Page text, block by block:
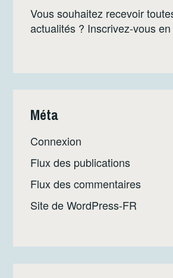
Vous souhaitez recevoir
actualités ? Inscrivez-vous
Méta
Connexion
Flux des publications
Flux des commentaires
Site de WordPress-FR